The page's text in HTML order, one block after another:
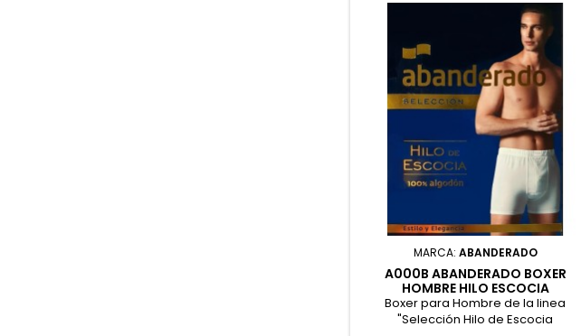
MARCA: ABANDERADO
A000B ABANDERADO BOXER
HOMBRE HILO ESCOCIA
Boxer para Hombre de la linea
"Selección Hilo de Escocia